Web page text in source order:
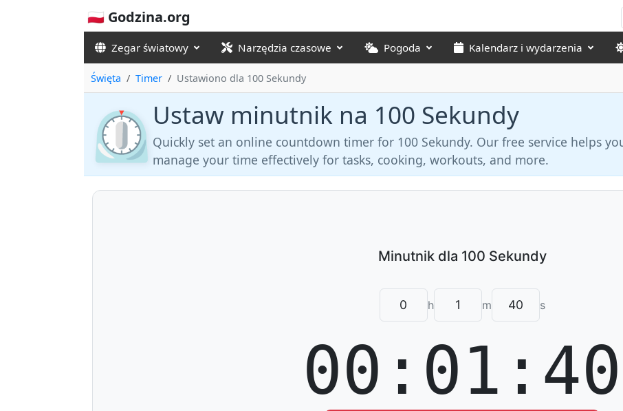
🇵🇱 Godzina.org
Zegar światowy Narzędzia czasowe Pogoda Kalendarz i wydarzenia
Święta Timer Ustawiono dla 100 Sekundy
⏲️ Ustaw minutnik na 100 Sekundy
Quickly set an online countdown timer for 100 Sekundy. Our free service helps
manage your time effectively for tasks, cooking, workouts, and more.
h m s
00:01:40